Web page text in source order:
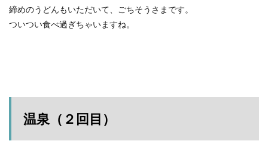
締めのうどんもいただいて、ごちそうさまです。
ついつい食べ過ぎちゃいますね。
温泉（２回目）